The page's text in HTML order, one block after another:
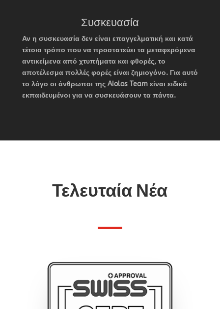
Συσκευασία
Αν η συσκευασία δεν είναι επαγγελματική και κατά
τέτοιο τρόπο που να προστατεύει τα μεταφερόμενα
αντικείμενα από χτυπήματα και φθορές, το
αποτέλεσμα πολλές φορές είναι ζημιογόνο. Για αυτό
το λόγο οι άνθρωποι της Aiolos Team είναι ειδικά
εκπαιδευμένοι για να συσκευάσουν τα πάντα.
Τελευταία Νέα